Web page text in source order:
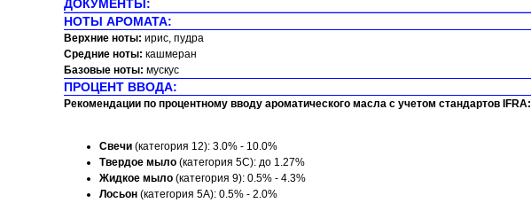
ДОКУМЕНТЫ:
НОТЫ АРОМАТА:
Верхние ноты: ирис, пудра
Средние ноты: кашмеран
Базовые ноты: мускус
ПРОЦЕНТ ВВОДА:
Рекомендации по процентному вводу ароматического масла с учетом стандартов IFRA:
Свечи (категория 12): 3.0% - 10.0%
Твердое мыло (категория 5C): до 1.27%
Жидкое мыло (категория 9): 0.5% - 4.3%
Лосьон (категория 5A): 0.5% - 2.0%